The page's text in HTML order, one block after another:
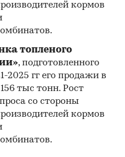
кормов
топленого
, подготовленного
2025 гг его продажи в
тыс тонн. Рост
со стороны
кормов